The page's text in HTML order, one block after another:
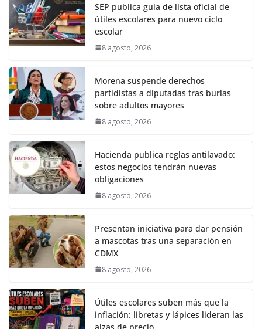
SEP publica guía de lista oficial de
útiles escolares para nuevo ciclo
escolar
8 agosto, 2026
Morena suspende derechos
partidistas a diputadas tras burlas
sobre adultos mayores
8 agosto, 2026
Hacienda publica reglas antilavado:
estos negocios tendrán nuevas
obligaciones
8 agosto, 2026
Presentan iniciativa para dar pensión
a mascotas tras una separación en
CDMX
8 agosto, 2026
Útiles escolares suben más que la
inflación: libretas y lápices lideran las